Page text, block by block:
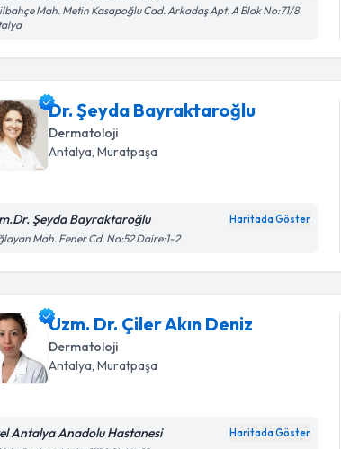
Mah. Metin Kasapoğlu Cad. Arkadaş Apt. A Blok No:71/8
Dr. Şeyda Bayraktaroğlu
Dermatoloji
Antalya ,Muratpaşa
Şeyda Bayraktaroğlu Haritada Göster
Mah. Fener Cd. No:52 Daire:1-2
Uzm. Dr. Çiler Akın Deniz
Dermatoloji
Antalya ,Muratpaşa
Antalya Anadolu Hastanesi Haritada Göster